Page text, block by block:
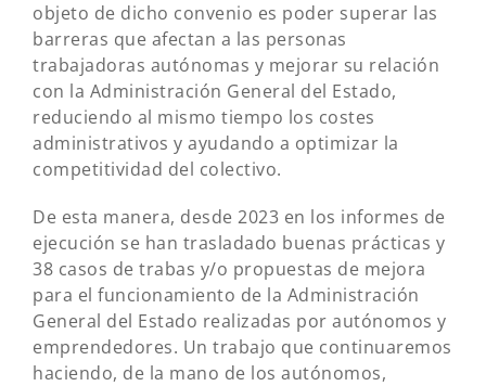
objeto de dicho convenio es poder superar las
barreras que afectan a las personas
trabajadoras autónomas y mejorar su relación
con la Administración General del Estado,
reduciendo al mismo tiempo los costes
administrativos y ayudando a optimizar la
competitividad del colectivo.
De esta manera, desde 2023 en los informes de
ejecución se han trasladado buenas prácticas y
38 casos de trabas y/o propuestas de mejora
para el funcionamiento de la Administración
General del Estado realizadas por autónomos y
emprendedores. Un trabajo que continuaremos
haciendo, de la mano de los autónomos,